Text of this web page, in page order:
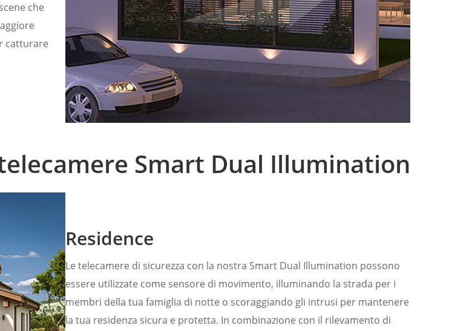
che
catturare
Smart Dual Illumination
Residence
Le telecamere di sicurezza con la nostra Smart Dual Illumination possono
essere utilizzate come sensore di movimento, illuminando la strada per i
membri della tua famiglia di notte o scoraggiando gli intrusi per mantenere
la tua residenza sicura e protetta. In combinazione con il rilevamento di